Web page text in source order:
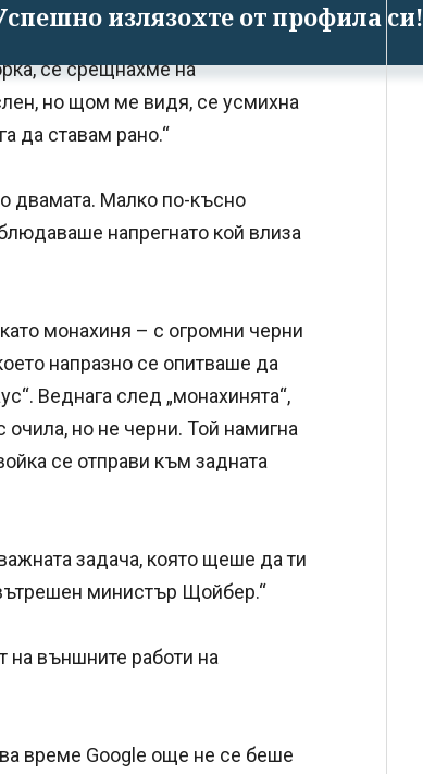
излязохте от профила си!
се срещнахме на
но щом ме видя, се усмихна
да ставам рано.“
двамата. Малко по-късно
напрегнато кой влиза
монахиня – с огромни черни
напразно се опитваше да
Веднага след „монахинята“,
но не черни. Той намигна
се отправи към задната
задача, която щеше да ти
министър Щойбер.“
на външните работи на
време Google още не се беше